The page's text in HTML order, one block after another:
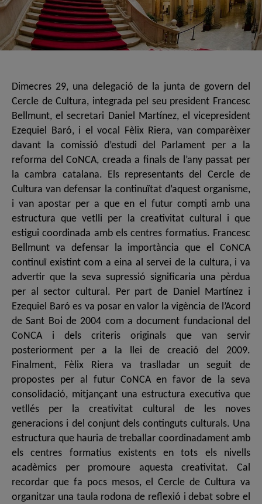
Dimecres 29, una delegació de la junta de govern del
Cercle de Cultura, integrada pel seu president Francesc
Bellmunt, el secretari Daniel Martínez, el vicepresident
Ezequiel Baró, i el vocal Fèlix Riera, van comparèixer
davant la comissió d’estudi del Parlament per a la
reforma del CoNCA, creada a finals de l’any passat per
la cambra catalana. Els representants del Cercle de
Cultura van defensar la continuïtat d’aquest organisme,
i van apostar per a que en el futur compti amb una
estructura que vetlli per la creativitat cultural i que
estigui coordinada amb els centres formatius. Francesc
Bellmunt va defensar la importància que el CoNCA
continuï existint com a eina al servei de la cultura, i va
advertir que la seva supressió significaria una pèrdua
per al sector cultural. Per part de Daniel Martínez i
Ezequiel Baró es va posar en valor la vigència de l’Acord
de Sant Boi de 2004 com a document fundacional del
CoNCA i dels criteris originals que van servir
posteriorment per a la llei de creació del 2009.
Finalment, Fèlix Riera va traslladar un seguit de
propostes per al futur CoNCA en favor de la seva
consolidació, mitjançant una estructura executiva que
vetllés per la creativitat cultural de les noves
generacions i del conjunt dels continguts culturals. Una
estructura que hauria de treballar coordinadament amb
els centres formatius existents en tots els nivells
acadèmics per promoure aquesta creativitat. Cal
recordar que fa pocs mesos, el Cercle de Cultura va
organitzar una taula rodona de reflexió i debat sobre el